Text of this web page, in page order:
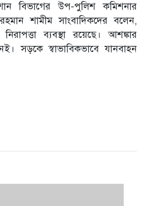
বিভাগের উপ-পুলিশ কমিশনার
শামীম সাংবাদিকদের বলেন,
নিরাপত্তা ব্যবস্থা রয়েছে। আশঙ্কার
সড়কে স্বাভাবিকভাবে যানবাহন